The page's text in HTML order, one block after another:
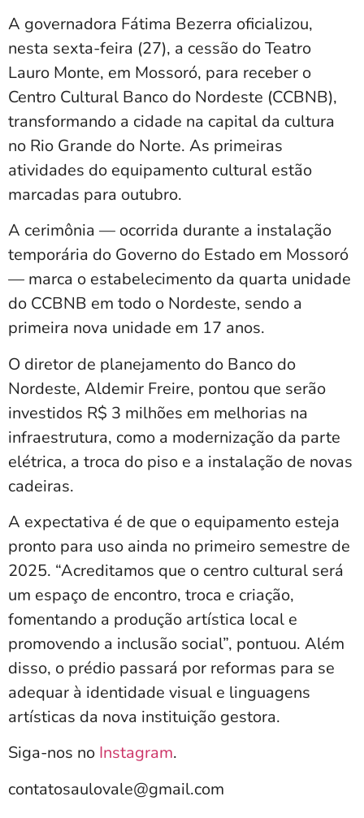
A governadora Fátima Bezerra oficializou,
nesta sexta-feira (27), a cessão do Teatro
Lauro Monte, em Mossoró, para receber o
Centro Cultural Banco do Nordeste (CCBNB),
transformando a cidade na capital da cultura
no Rio Grande do Norte. As primeiras
atividades do equipamento cultural estão
marcadas para outubro.
A cerimônia — ocorrida durante a instalação
temporária do Governo do Estado em Mossoró
— marca o estabelecimento da quarta unidade
do CCBNB em todo o Nordeste, sendo a
primeira nova unidade em 17 anos.
O diretor de planejamento do Banco do
Nordeste, Aldemir Freire, pontou que serão
investidos R$ 3 milhões em melhorias na
infraestrutura, como a modernização da parte
elétrica, a troca do piso e a instalação de novas
cadeiras.
A expectativa é de que o equipamento esteja
pronto para uso ainda no primeiro semestre de
2025. “Acreditamos que o centro cultural será
um espaço de encontro, troca e criação,
fomentando a produção artística local e
promovendo a inclusão social”, pontuou. Além
disso, o prédio passará por reformas para se
adequar à identidade visual e linguagens
artísticas da nova instituição gestora.
Siga-nos no Instagram.
contatosaulovale@gmail.com